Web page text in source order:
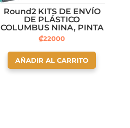
Round2 KITS DE ENVÍO
DE PLÁSTICO
COLUMBUS NINA, PINTA
Y SANTA MARIA
LINDBERG 1:144
₡22000
AÑADIR AL CARRITO